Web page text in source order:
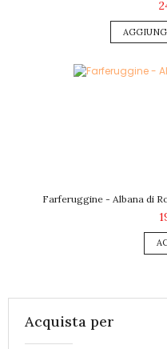
Farferuggine - Albana di
Acquista per